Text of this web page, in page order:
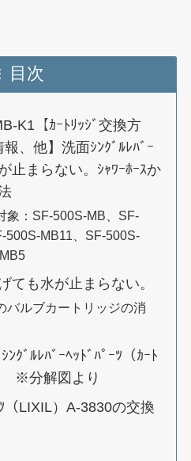
目次
K1【ｶｰﾄﾘｯｼﾞ交換方
、他】洗面ｼﾝｸﾞﾙﾚﾊﾞｰ
止まらない。ｼｬﾜｰﾎｰｽか
象：SF-500S-MB、SF-
500S-MB11、SF-500S-
ても水が止まらない。
バルブカートリッジの消
ﾞﾙﾚﾊﾞｰﾍｯﾄﾞﾊﾟｰﾂ（ｶｰﾄ
分解図より
（LIXIL）A-3830の交換